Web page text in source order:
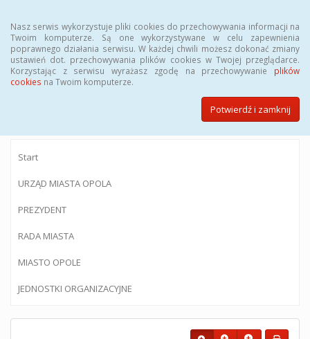
Nasz serwis wykorzystuje pliki cookies do przechowywania informacji na
Twoim komputerze. Są one wykorzystywane w celu zapewnienia
poprawnego działania serwisu. W każdej chwili możesz dokonać zmiany
ustawień dot. przechowywania plików cookies w Twojej przeglądarce.
Korzystając z serwisu wyrażasz zgodę na przechowywanie plików
cookies na Twoim komputerze.
Potwierdź i zamknij
BIULETYN INFORMACJI PUBLICZNEJ
Urzędu Miasta Opola
Start
URZĄD MIASTA OPOLA
PREZYDENT
RADA MIASTA
MIASTO OPOLE
JEDNOSTKI ORGANIZACYJNE